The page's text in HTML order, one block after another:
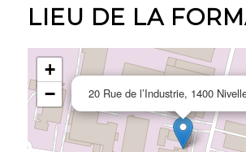
LIEU DE LA
20 Rue de l’Industrie, 1400
+
−